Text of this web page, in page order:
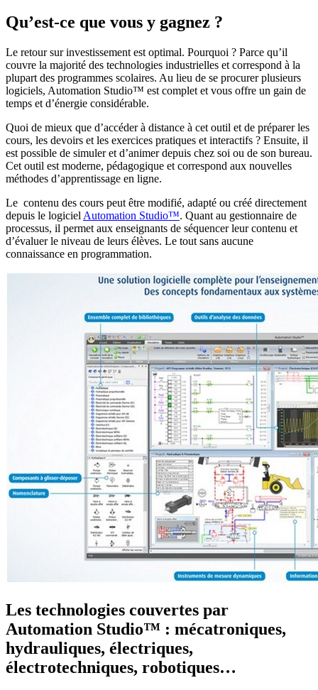
Qu’est-ce que vous y gagnez ?
Le retour sur investissement est optimal. Pourquoi ? Parce qu’il
couvre la majorité des technologies industrielles et correspond à la
plupart des programmes scolaires. Au lieu de se procurer plusieurs
logiciels, Automation Studio™ est complet et vous offre un gain de
temps et d’énergie considérable.
Quoi de mieux que d’accéder à distance à cet outil et de préparer les
cours, les devoirs et les exercices pratiques et interactifs ? Ensuite, il
est possible de simuler et d’animer depuis chez soi ou de son bureau.
Cet outil est moderne, pédagogique et correspond aux nouvelles
méthodes d’apprentissage en ligne.
Le contenu des cours peut être modifié, adapté ou créé directement
depuis le logiciel Automation Studio™. Quant au gestionnaire de
processus, il permet aux enseignants de séquencer leur contenu et
d’évaluer le niveau de leurs élèves. Le tout sans aucune
connaissance en programmation.
Les technologies couvertes par
Automation Studio™ : mécatroniques,
hydrauliques, électriques,
électrotechniques, robotiques…